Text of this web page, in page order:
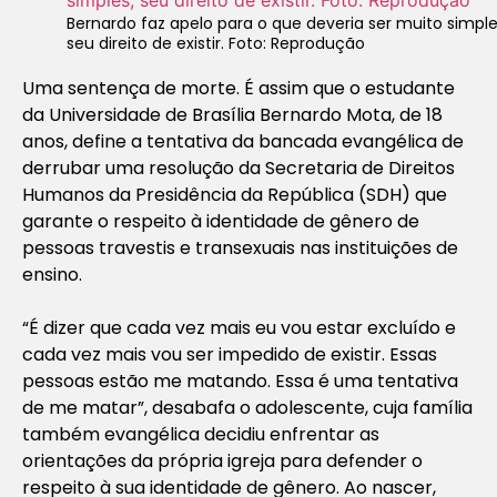
Bernardo faz apelo para o que deveria ser muito
seu direito de existir. Foto: Reprodução
Uma sentença de morte. É assim que o estudante
da Universidade de Brasília Bernardo Mota, de 18
anos, define a tentativa da bancada evangélica de
derrubar uma resolução da Secretaria de Direitos
Humanos da Presidência da República (SDH) que
garante o respeito à identidade de gênero de
pessoas travestis e transexuais nas instituições de
ensino.
“É dizer que cada vez mais eu vou estar excluído e
cada vez mais vou ser impedido de existir. Essas
pessoas estão me matando. Essa é uma tentativa
de me matar”, desabafa o adolescente, cuja família
também evangélica decidiu enfrentar as
orientações da própria igreja para defender o
respeito à sua identidade de gênero. Ao nascer,